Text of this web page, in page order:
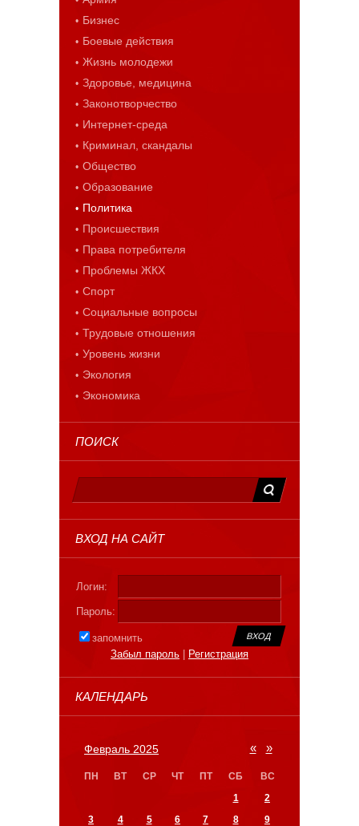
Бизнес
Боевые действия
Жизнь молодежи
Здоровье, медицина
Законотворчество
Интернет-среда
Криминал, скандалы
Общество
Образование
Политика
Происшествия
Права потребителя
Проблемы ЖКХ
Спорт
Социальные вопросы
Трудовые отношения
Уровень жизни
Экология
Экономика
ПОИСК
ВХОД НА САЙТ
Логин:
Пароль:
запомнить
Забыл пароль
Регистрация
КАЛЕНДАРЬ
«
Февраль 2025 »
ПН ВТ СР ЧТ ПТ СБ
ВС
1
2
3
4 5 6 7 8
9